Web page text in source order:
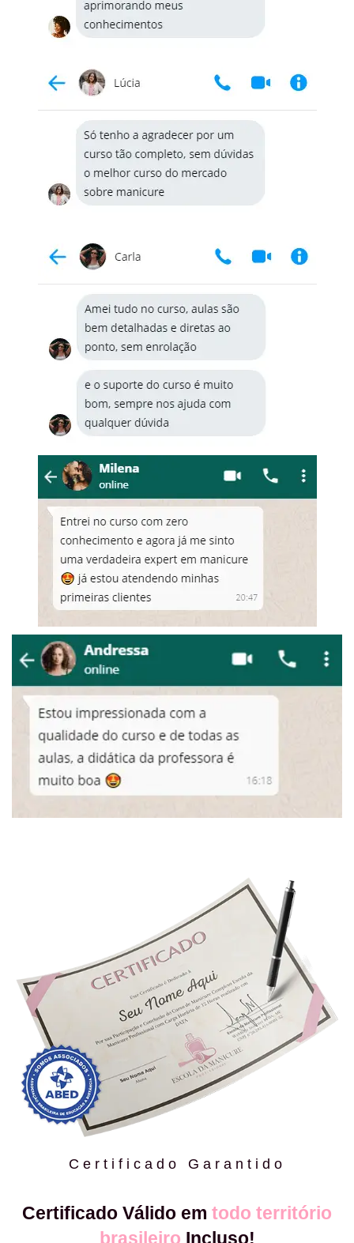
Certificado Garantido
Certificado Válido em todo território
brasileiro Incluso!